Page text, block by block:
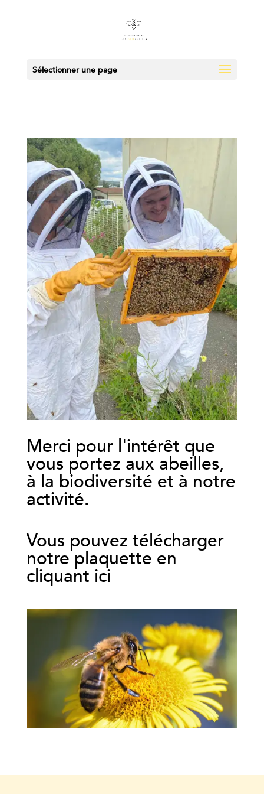
Sélectionner une page
Merci pour l'intérêt que
vous portez aux abeilles,
à la biodiversité et à notre
activité.
Vous pouvez télécharger
notre plaquette en
cliquant ici